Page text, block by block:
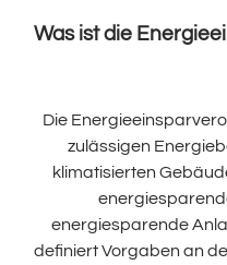
Was ist die
Die
zulässigen
klimatisierten
energiesparende
definiert Vorgaben an